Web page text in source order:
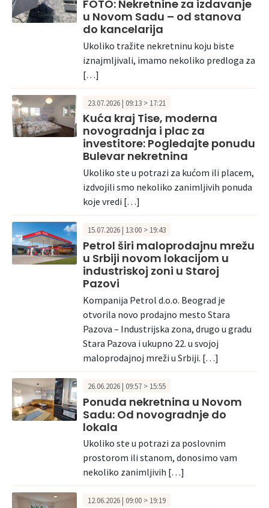
FOTO: Nekretnine za izdavanje
u Novom Sadu – od stanova
do kancelarija
Ukoliko tražite nekretninu koju biste
iznajmljivali, imamo nekoliko predloga za
[…]
23.07.2026 | 09:13 > 17:21
Kuća kraj Tise, moderna
novogradnja i plac za
investitore: Pogledajte ponudu
Bulevar nekretnina
Ukoliko ste u potrazi za kućom ili placem,
izdvojili smo nekoliko zanimljivih ponuda
koje vredi […]
15.07.2026 | 13:00 > 19:43
Petrol širi maloprodajnu mrežu
u Srbiji novom lokacijom u
industriskoj zoni u Staroj
Pazovi
Kompanija Petrol d.o.o. Beograd je
otvorila novo prodajno mesto Stara
Pazova – Industrijska zona, drugo u gradu
Stara Pazova i ukupno 22. u svojoj
maloprodajnoj mreži u Srbiji. […]
26.06.2026 | 09:57 > 15:55
Ponuda nekretnina u Novom
Sadu: Od novogradnje do
lokala
Ukoliko ste u potrazi za poslovnim
prostorom ili stanom, donosimo vam
nekoliko zanimljivih […]
12.06.2026 | 09:00 > 19:19